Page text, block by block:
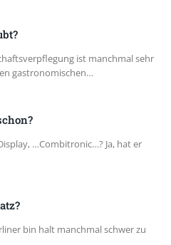
ist manchmal sehr
gastronomischen…
…Combitronic…? Ja, hat er
bin halt manchmal schwer zu